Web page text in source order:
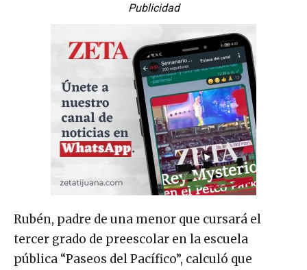
Publicidad
Rubén, padre de una menor que cursará el
tercer grado de preescolar en la escuela
pública “Paseos del Pacífico”, calculó que